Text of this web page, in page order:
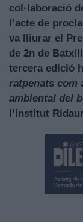
col·laboració
l’acte de
va lliurar el
de 2n de
tercera edició
ratpenats com
ambiental del
l’Institut